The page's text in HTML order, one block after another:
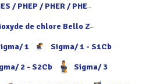
/ PHEX / PHED / PHEF / PHEN / PHEK
de chlore Bello Zon® CDKc
1 Sigma/ 1 - S1Cb
2 - S2Cb Sigma/ 3